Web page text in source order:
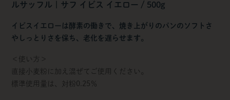
ルサッフル | サフ イビス イエロー / 500g
イビスイエローは酵素の働きで、焼き上がりのパンのソフトさ
やしっとりさを保ち、老化を遅らせます。
＜使い方＞
直接小麦粉に加え混ぜてご使用ください。
標準使用量は、対粉0.25％